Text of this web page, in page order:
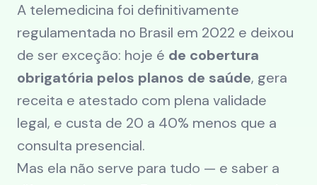
A telemedicina foi definitivamente
regulamentada no Brasil em 2022 e deixou
de ser exceção: hoje é de cobertura
obrigatória pelos planos de saúde, gera
receita e atestado com plena validade
legal, e custa de 20 a 40% menos que a
consulta presencial.
Mas ela não serve para tudo — e saber a